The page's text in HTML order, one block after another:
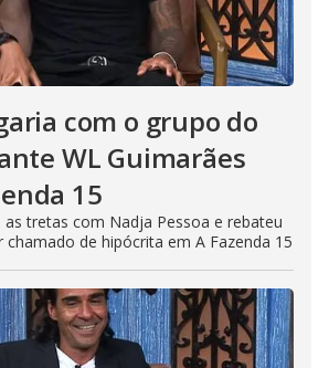
com o grupo do
WL Guimarães
15
as tretas com Nadja Pessoa e rebateu
chamado de hipócrita em A Fazenda 15